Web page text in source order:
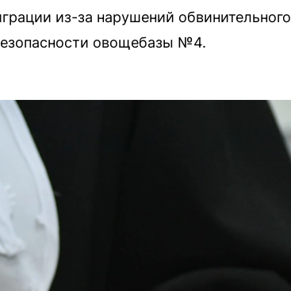
из-за нарушений обвинительного
овощебазы №4.